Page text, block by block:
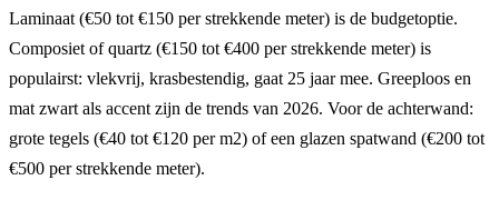
Laminaat (€50 tot €150 per strekkende meter) is de budgetoptie.
Composiet of quartz (€150 tot €400 per strekkende meter) is
populairst: vlekvrij, krasbestendig, gaat 25 jaar mee. Greeploos en
mat zwart als accent zijn de trends van 2026. Voor de achterwand:
grote tegels (€40 tot €120 per m2) of een glazen spatwand (€200 tot
€500 per strekkende meter).